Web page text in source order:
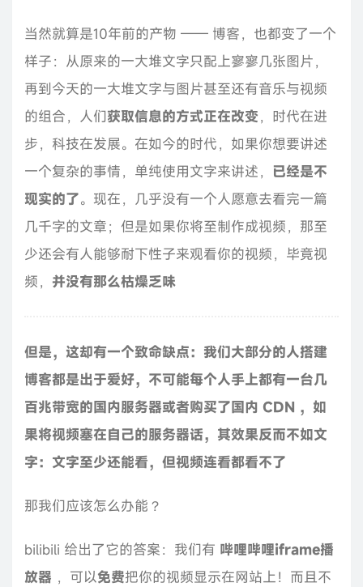
当然就算是10年前的产物 —— 博客，也都变了一个
样子：从原来的一大堆文字只配上寥寥几张图片，
再到今天的一大堆文字与图片甚至还有音乐与视频
的组合，人们获取信息的方式正在改变，时代在进
步，科技在发展。在如今的时代，如果你想要讲述
一个复杂的事情，单纯使用文字来讲述， 已经是不
现实的了。现在，几乎没有一个人愿意去看完一篇
几千字的文章；但是如果你将至制作成视频，那至
少还会有人能够耐下性子来观看你的视频，毕竟视
频， 并没有那么枯燥乏味
但是，这却有一个致命缺点：我们大部分的人搭建
博客都是出于爱好，不可能每个人手上都有一台几
百兆带宽的国内服务器或者购买了国内 CDN ，如
果将视频塞在自己的服务器话，其效果反而不如文
字：文字至少还能看，但视频连看都看不了
那我们应该怎么办能？
bilibili 给出了它的答案：我们有 哔哩哔哩iframe播
放器 ，可以免费把你的视频显示在网站上！而且不